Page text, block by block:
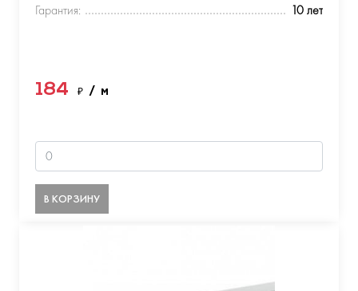
Гарантия:
10 лет
184 ₽ / м
В КОРЗИНУ